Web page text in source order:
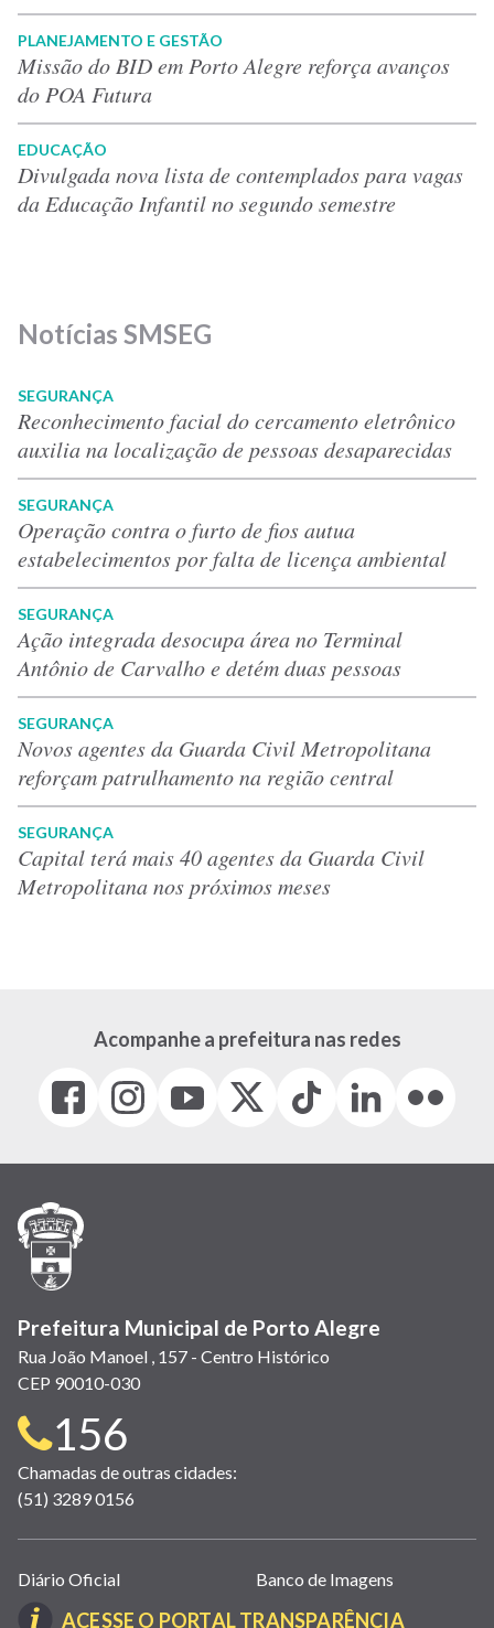
PLANEJAMENTO E GESTÃO
Missão do BID em Porto Alegre reforça avanços
do POA Futura
EDUCAÇÃO
Divulgada nova lista de contemplados para vagas
da Educação Infantil no segundo semestre
Notícias SMSEG
SEGURANÇA
Reconhecimento facial do cercamento eletrônico
auxilia na localização de pessoas desaparecidas
SEGURANÇA
Operação contra o furto de fios autua
estabelecimentos por falta de licença ambiental
SEGURANÇA
Ação integrada desocupa área no Terminal
Antônio de Carvalho e detém duas pessoas
SEGURANÇA
Novos agentes da Guarda Civil Metropolitana
reforçam patrulhamento na região central
SEGURANÇA
Capital terá mais 40 agentes da Guarda Civil
Metropolitana nos próximos meses
Acompanhe a prefeitura nas redes
Facebook
(link
em
janela)
Instagram
(link
em
(link
em
(Antigo
(link
Tiktok
(link
em
LinkedIn
(link
em
(link
em
Prefeitura Municipal de Porto Alegre
Rua João Manoel , 157 - Centro Histórico
CEP 90010-030
Telefone
para
contato:
156
Chamadas de outras cidades:
(51) 3289 0156
Links
úteis
Diário Oficial Banco de Imagens
ACESSE O PORTAL TRANSPARÊNCIA(LINK